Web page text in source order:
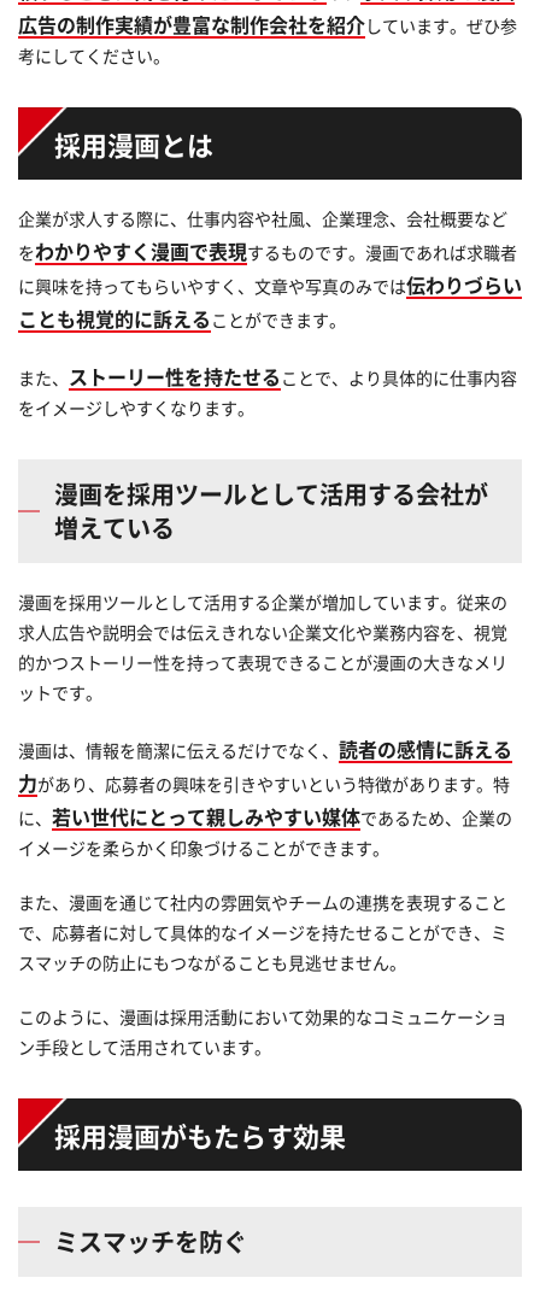
広告の制作実績が豊富な制作会社を紹介しています。ぜひ参
考にしてください。
採用漫画とは
企業が求人する際に、仕事内容や社風、企業理念、会社概要など
をわかりやすく漫画で表現するものです。漫画であれば求職者
に興味を持ってもらいやすく、文章や写真のみでは伝わりづらい
ことも視覚的に訴える ことができます。
また、 ストーリー性を持たせる ことで、より具体的に仕事内容
をイメージしやすくなります。
漫画を採用ツールとして活用する会社が
増えている
漫画を採用ツールとして活用する企業が増加しています。従来の
求人広告や説明会では伝えきれない企業文化や業務内容を、視覚
的かつストーリー性を持って表現できることが漫画の大きなメリ
ットです。
漫画は、情報を簡潔に伝えるだけでなく、 読者の感情に訴える
力があり、応募者の興味を引きやすいという特徴があります。特
に、 若い世代にとって親しみやすい媒体であるため、企業の
イメージを柔らかく印象づけることができます。
また、漫画を通じて社内の雰囲気やチームの連携を表現すること
で、応募者に対して具体的なイメージを持たせることができ、ミ
スマッチの防止にもつながることも見逃せません。
このように、漫画は採用活動において効果的なコミュニケーショ
ン手段として活用されています。
採用漫画がもたらす効果
ミスマッチを防ぐ